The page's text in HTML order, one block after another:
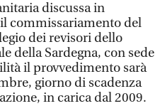
discussa in
commissariamento del
dei revisori dello
della Sardegna, con sede
il provvedimento sarà
giorno di scadenza
in carica dal 2009.